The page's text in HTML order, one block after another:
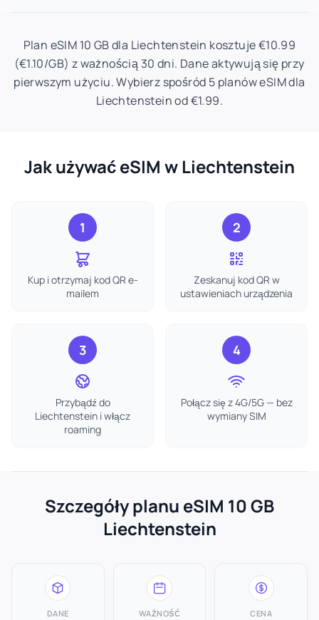
Plan eSIM 10 GB dla Liechtenstein kosztuje €10.99
(€1.10/GB) z ważnością 30 dni. Dane aktywują się przy
pierwszym użyciu. Wybierz spośród 5 planów eSIM dla
Liechtenstein od €1.99.
Jak używać eSIM w Liechtenstein
1
Kup i otrzymaj kod QR e-
mailem
2
Zeskanuj kod QR w
ustawieniach urządzenia
3
Przybądź do
Liechtenstein i włącz
roaming
4
Połącz się z 4G/5G — bez
wymiany SIM
Szczegóły planu eSIM 10 GB
Liechtenstein
DANE WAŻNOŚĆ CENA